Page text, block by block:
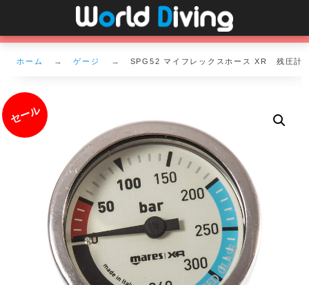
ホーム ゲージ SPG52 マイフレックスホース XR 残圧計
セール